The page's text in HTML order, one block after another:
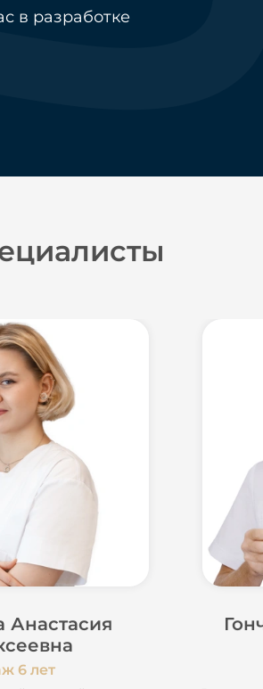
в разработке
Анастасия
6 лет